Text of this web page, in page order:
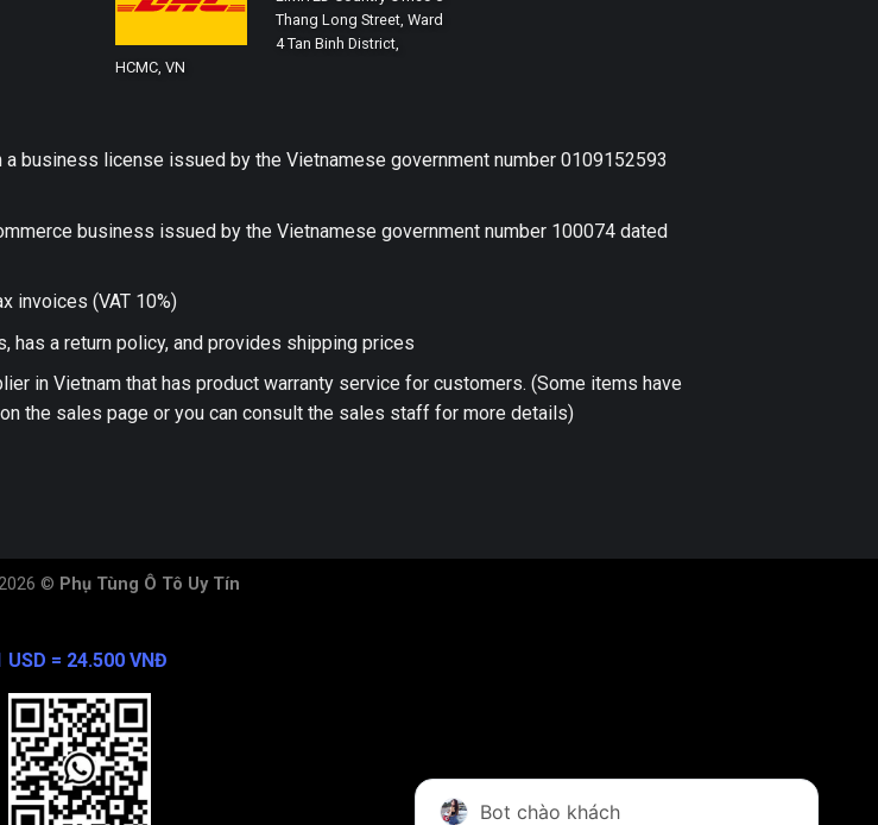
Thang Long Street, Ward
4 Tan Binh District,
HCMC, VN
a business license issued by the Vietnamese government number 0109152593
business issued by the Vietnamese government number 100074 dated
invoices (VAT 10%)
has a return policy, and provides shipping prices
in Vietnam that has product warranty service for customers. (Some items have
the sales page or you can consult the sales staff for more details)
© Phụ Tùng Ô Tô Uy Tín
USD = 24.500 VNĐ
Bot chào khách